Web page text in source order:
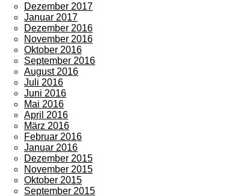
Dezember 2017
Januar 2017
Dezember 2016
November 2016
Oktober 2016
September 2016
August 2016
Juli 2016
Juni 2016
Mai 2016
April 2016
März 2016
Februar 2016
Januar 2016
Dezember 2015
November 2015
Oktober 2015
September 2015